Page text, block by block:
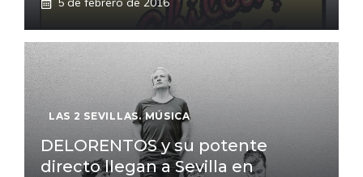
LAS 2 SEVILLAS. MÚSICA
DELORENTOS y su potente
directo llegan a Sevilla en